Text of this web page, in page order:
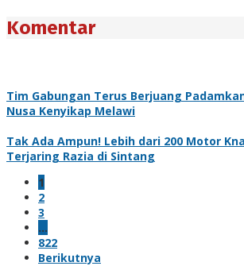
Komentar
Tim Gabungan Terus Berjuang
Nusa Kenyikap Melawi
Tak Ada Ampun! Lebih dari 200 Motor
Terjaring Razia di Sintang
1
2
3
…
822
Berikutnya